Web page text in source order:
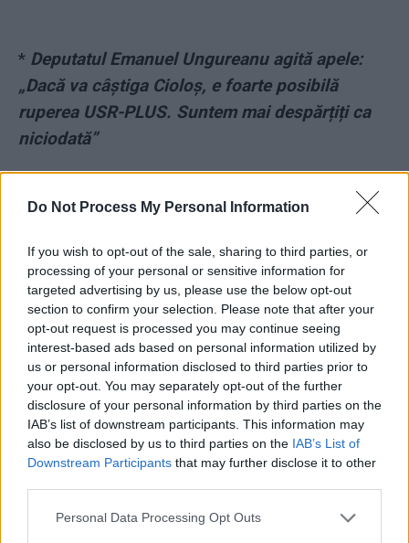
Do Not Process My Personal Information
If you wish to opt-out of the sale, sharing to third parties, or
processing of your personal or sensitive information for
targeted advertising by us, please use the below opt-out
section to confirm your selection. Please note that after your
opt-out request is processed you may continue seeing
interest-based ads based on personal information utilized by
us or personal information disclosed to third parties prior to
your opt-out. You may separately opt-out of the further
disclosure of your personal information by third parties on the
IAB’s list of downstream participants. This information may
also be disclosed by us to third parties on the IAB’s List of
Downstream Participants that may further disclose it to other
Personal Data Processing Opt Outs
* Deputatul Emanuel Ungureanu agită apele:
„Dacă va câștiga Cioloș, e foarte posibilă
ruperea USR-PLUS. Suntem mai despărțiți ca
niciodată”
mafiei lemnului împotriva jurnaliștilor și
teroriștii ISIS și cu comisarii sovietici
Deputata Laura Vicol (PSD) ne interzice să
mai scriem despre ea și ne somează să
ștergem toate articolele care o vizează.
Răspunsul nostru: Pașol na Constituția, Ciorba!
*Demisie la Realitatea Plus. Bogdan Muzgoci:
„Am plecat înainte să am ocazia să-i urez şi lui
Liviu Dragnea «Succes!» în propria emisiune”